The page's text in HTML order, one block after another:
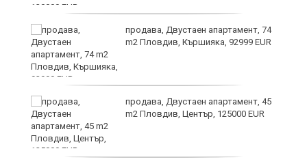
продава, Двустаен апартамент, 74
m2 Пловдив, Кършияка, 92999 EUR
продава, Двустаен апартамент, 45
m2 Пловдив, Център, 125000 EUR